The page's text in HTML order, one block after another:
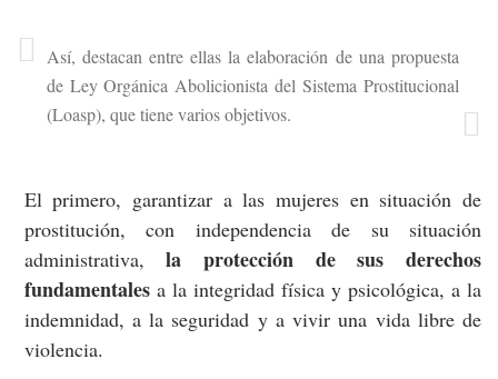
Así, destacan entre ellas la elaboración de una propuesta
de Ley Orgánica Abolicionista del Sistema Prostitucional
(Loasp), que tiene varios objetivos.
El primero, garantizar a las mujeres en situación de
prostitución, con independencia de su situación
administrativa,la protección de sus derechos
fundamentales a la integridad física y psicológica, a la
indemnidad, a la seguridad y a vivir una vida libre de
violencia.